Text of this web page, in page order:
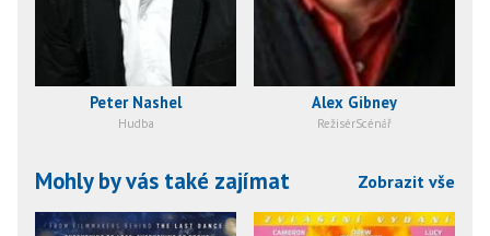
Peter Nashel
Hudba
Alex Gibney
RežisérScénář
Mohly by vás také zajímat Zobrazit vše